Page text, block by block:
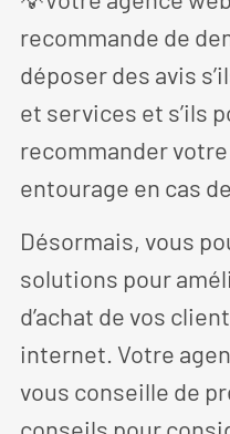
recommande de
déposer des avis
et services et s’ils
recommander
entourage en cas
Désormais, vous
solutions pour
d’achat de vos
internet. Votre
vous conseille de